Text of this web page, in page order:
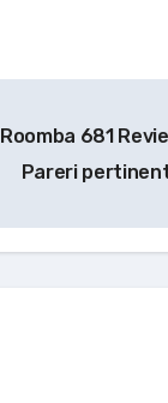
681
Pareri